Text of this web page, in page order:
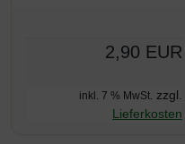
2,90 EUR
inkl. 7 % MwSt. zzgl.
Lieferkosten